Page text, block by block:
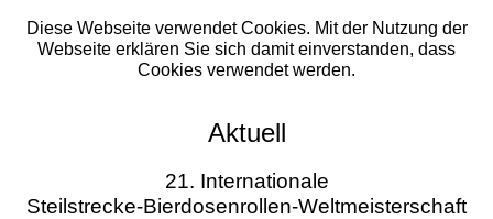
Diese Webseite verwendet Cookies. Mit der Nutzung der
Webseite erklären Sie sich damit einverstanden, dass
Cookies verwendet werden.
Aktuell
21. Internationale
Steilstrecke-Bierdosenrollen-Weltmeisterschaft